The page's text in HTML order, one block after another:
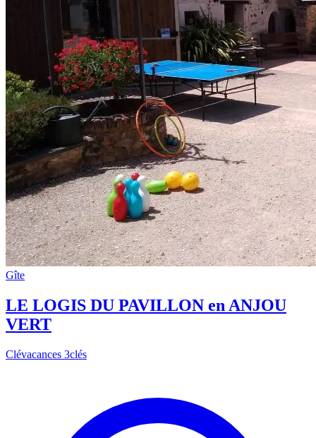
Gîte
LE LOGIS DU PAVILLON en ANJOU
VERT
Clévacances 3clés